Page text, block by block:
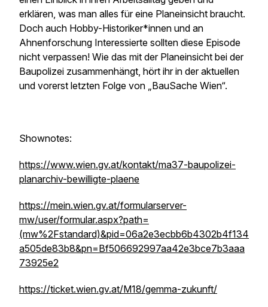
erklären, was man alles für eine Planeinsicht braucht.
Doch auch Hobby-Historiker*innen und an
Ahnenforschung Interessierte sollten diese Episode
nicht verpassen! Wie das mit der Planeinsicht bei der
Baupolizei zusammenhängt, hört ihr in der aktuellen
und vorerst letzten Folge von „BauSache Wien“.
Shownotes:
https://www.wien.gv.at/kontakt/ma37-baupolizei-
planarchiv-bewilligte-plaene
https://mein.wien.gv.at/formularserver-
mw/user/formular.aspx?path=
(mw%2Fstandard)&pid=06a2e3ecbb6b4302b4f134
a505de83b8&pn=Bf506692997aa42e3bce7b3aaa
73925e2
https://ticket.wien.gv.at/M18/gemma-zukunft/